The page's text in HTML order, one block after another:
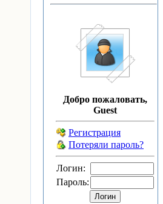
Добро пожаловать,
Guest
Регистрация
Потеряли пароль?
Логин:
Пароль: